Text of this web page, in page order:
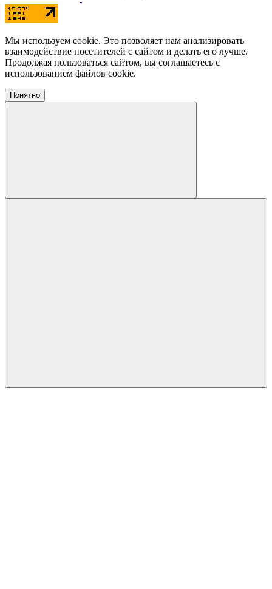
Мы используем cookie. Это позволяет нам анализировать
взаимодействие посетителей с сайтом и делать его лучше.
Продолжая пользоваться сайтом, вы соглашаетесь с
использованием файлов cookie.
Понятно